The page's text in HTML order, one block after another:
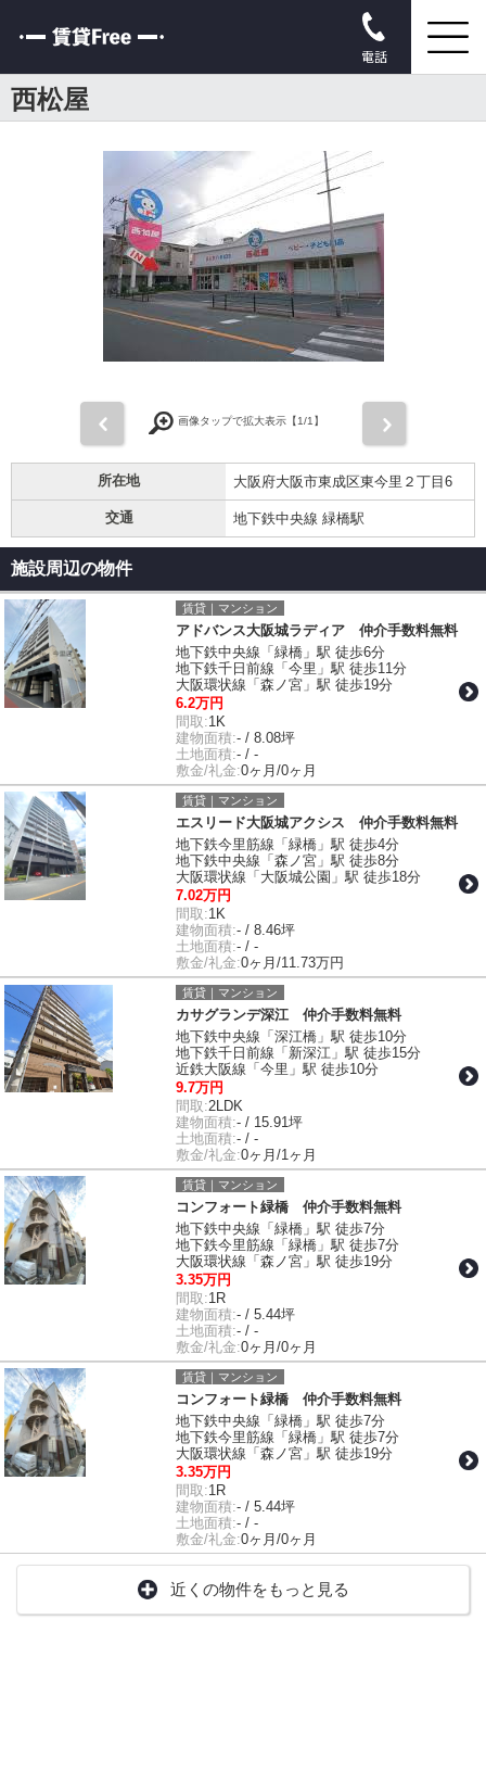
電話
西松屋
画像タップで拡大表示【1/1】
所在地 大阪府大阪市東成区東今里２丁目6
交通 地下鉄中央線 緑橋駅
施設周辺の物件
賃貸｜マンション
アドバンス大阪城ラディア 仲介手数料無料
地下鉄中央線「緑橋」駅 徒歩6分
地下鉄千日前線「今里」駅 徒歩11分
大阪環状線「森ノ宮」駅 徒歩19分
6.2万円
間取:1K
建物面積:- / 8.08坪
土地面積:- / -
敷金/礼金:0ヶ月/0ヶ月
賃貸｜マンション
エスリード大阪城アクシス 仲介手数料無料
地下鉄今里筋線「緑橋」駅 徒歩4分
地下鉄中央線「森ノ宮」駅 徒歩8分
大阪環状線「大阪城公園」駅 徒歩18分
7.02万円
間取:1K
建物面積:- / 8.46坪
土地面積:- / -
敷金/礼金:0ヶ月/11.73万円
賃貸｜マンション
カサグランデ深江 仲介手数料無料
地下鉄中央線「深江橋」駅 徒歩10分
地下鉄千日前線「新深江」駅 徒歩15分
近鉄大阪線「今里」駅 徒歩10分
9.7万円
間取:2LDK
建物面積:- / 15.91坪
土地面積:- / -
敷金/礼金:0ヶ月/1ヶ月
賃貸｜マンション
コンフォート緑橋 仲介手数料無料
地下鉄中央線「緑橋」駅 徒歩7分
地下鉄今里筋線「緑橋」駅 徒歩7分
大阪環状線「森ノ宮」駅 徒歩19分
3.35万円
間取:1R
建物面積:- / 5.44坪
土地面積:- / -
敷金/礼金:0ヶ月/0ヶ月
賃貸｜マンション
コンフォート緑橋 仲介手数料無料
地下鉄中央線「緑橋」駅 徒歩7分
地下鉄今里筋線「緑橋」駅 徒歩7分
大阪環状線「森ノ宮」駅 徒歩19分
3.35万円
間取:1R
建物面積:- / 5.44坪
土地面積:- / -
敷金/礼金:0ヶ月/0ヶ月
近くの物件をもっと見る